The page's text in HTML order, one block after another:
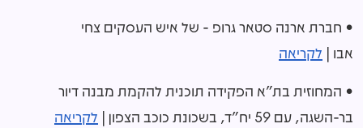
• חברת ארנה סטאר גרופ - של איש העסקים צחי
אבו | לקריאה
• המחוזית בת"א הפקידה תוכנית להקמת מבנה דיור
בר-השגה, עם 59 יח"ד, בשכונת כוכב הצפון |
לקריאה